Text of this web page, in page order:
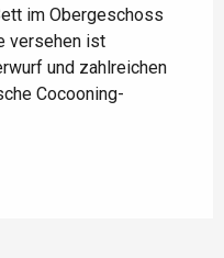
im Obergeschoss
versehen ist
und zahlreichen
Cocooning-